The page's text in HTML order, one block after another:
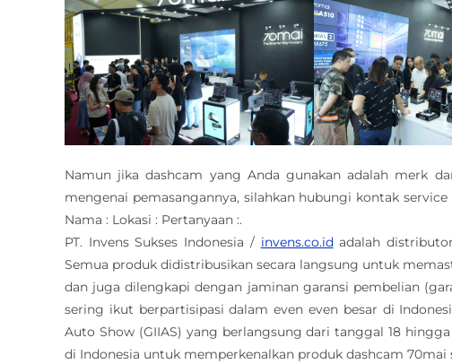
Namun jika dashcam yang Anda gunakan adalah merk
mengenai pemasangannya, silahkan hubungi kontak
Nama : Lokasi : Pertanyaan :.
PT. Invens Sukses Indonesia / invens.co.idadalah
Semua produk didistribusikan secara langsung untuk
dan juga dilengkapi dengan jaminan garansi pembelian
sering ikut berpartisipasi dalam even even besar di
Auto Show (GIIAS) yang berlangsung dari tanggal 18
di Indonesia untuk memperkenalkan produk dashcam 70mai